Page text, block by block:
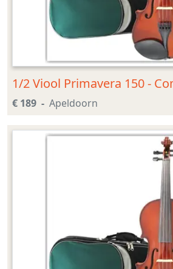
1/2 Viool Primavera 150 -
€ 189 Apeldoorn